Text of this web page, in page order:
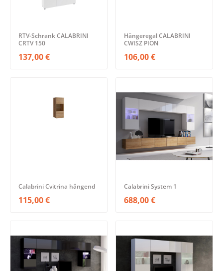
RTV-Schrank CALABRINI
CRTV 150
137,00 €
Hängeregal CALABRINI
CWISZ PION
106,00 €
Calabrini Cvitrina hängend
115,00 €
Calabrini System 1
688,00 €